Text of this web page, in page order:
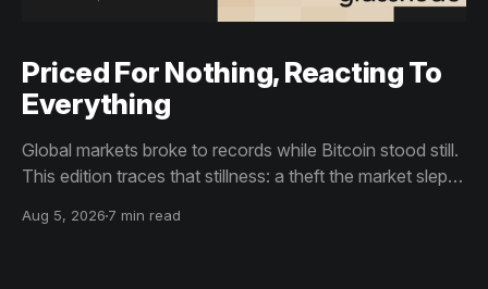
Priced For Nothing, Reacting To
Everything
Global markets broke to records while Bitcoin stood still.
This edition traces that stillness: a theft the market slept
than capitulation, and an options market priced for
Aug 5, 2026 7 min read